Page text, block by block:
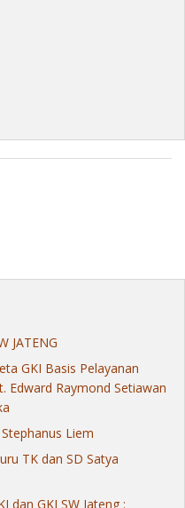
JATENG
GKI Basis Pelayanan
Edward Raymond Setiawan
Liem
TK dan SD Satya
dan GKI SW Jateng :